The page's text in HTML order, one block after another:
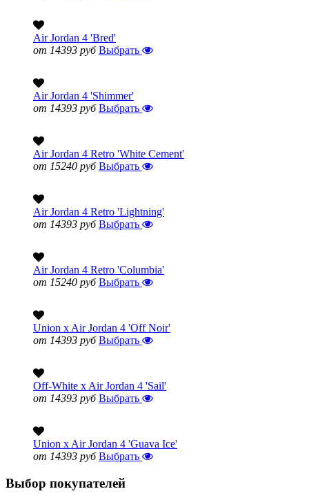
Air Jordan 4 'Bred'
от 14393 руб Выбрать
Air Jordan 4 'Shimmer'
от 14393 руб Выбрать
Air Jordan 4 Retro 'White Cement'
от 15240 руб Выбрать
Air Jordan 4 Retro 'Lightning'
от 14393 руб Выбрать
Air Jordan 4 Retro 'Columbia'
от 15240 руб Выбрать
Union x Air Jordan 4 'Off Noir'
от 14393 руб Выбрать
Off-White x Air Jordan 4 'Sail'
от 14393 руб Выбрать
Union x Air Jordan 4 'Guava Ice'
от 14393 руб Выбрать
Выбор покупателей